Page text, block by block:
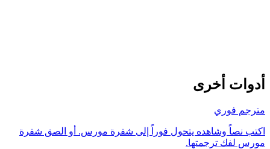
أدوات أخرى
مترجم فوري
اكتب نصاً وشاهده يتحول فوراً إلى شفرة مورس. أو الصق شفرة
مورس لفك ترجمتها.